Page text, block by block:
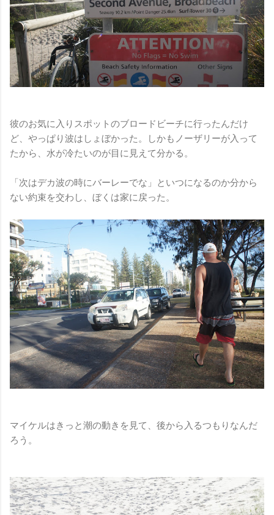
彼のお気に入りスポットのブロードビーチに行ったんだけ
ど、やっぱり波はしょぼかった。しかもノーザリーが入って
たから、水が冷たいのが目に見えて分かる。
「次はデカ波の時にバーレーでな」といつになるのか分から
ない約束を交わし、ぼくは家に戻った。
マイケルはきっと潮の動きを見て、後から入るつもりなんだ
ろう。